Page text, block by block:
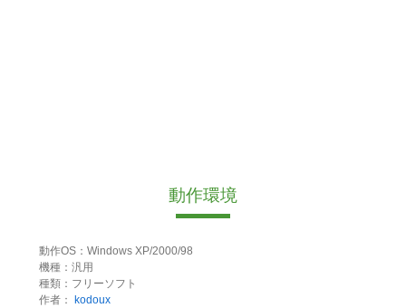
動作環境
動作OS：Windows XP/2000/98
機種：汎用
種類：フリーソフト
作者：
kodoux